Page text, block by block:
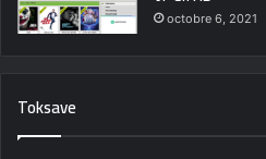
octobre 6, 2021
Toksave